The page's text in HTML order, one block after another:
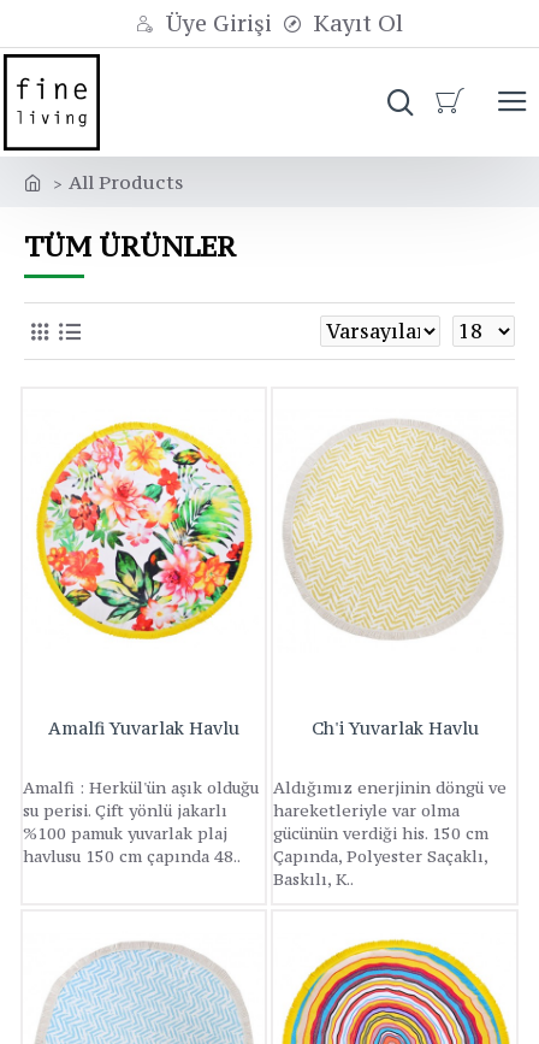
Üye Girişi Kayıt Ol
All Products
TÜM ÜRÜNLER
Amalfi Yuvarlak Havlu
Amalfi : Herkül'ün aşık olduğu
su perisi. Çift yönlü jakarlı
%100 pamuk yuvarlak plaj
havlusu 150 cm çapında 48..
Ch'i Yuvarlak Havlu
Aldığımız enerjinin döngü ve
hareketleriyle var olma
gücünün verdiği his. 150 cm
Çapında, Polyester Saçaklı,
Baskılı, K..